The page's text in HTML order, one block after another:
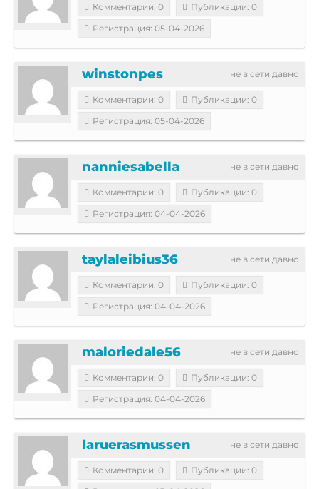
Комментарии: 0
Публикации: 0
Регистрация: 05-04-2026
не в сети давно
winstonpes
Комментарии: 0
Публикации: 0
Регистрация: 05-04-2026
не в сети давно
nanniesabella
Комментарии: 0
Публикации: 0
Регистрация: 04-04-2026
не в сети давно
taylaleibius36
Комментарии: 0
Публикации: 0
Регистрация: 04-04-2026
не в сети давно
maloriedale56
Комментарии: 0
Публикации: 0
Регистрация: 04-04-2026
не в сети давно
laruerasmussen
Комментарии: 0
Публикации: 0